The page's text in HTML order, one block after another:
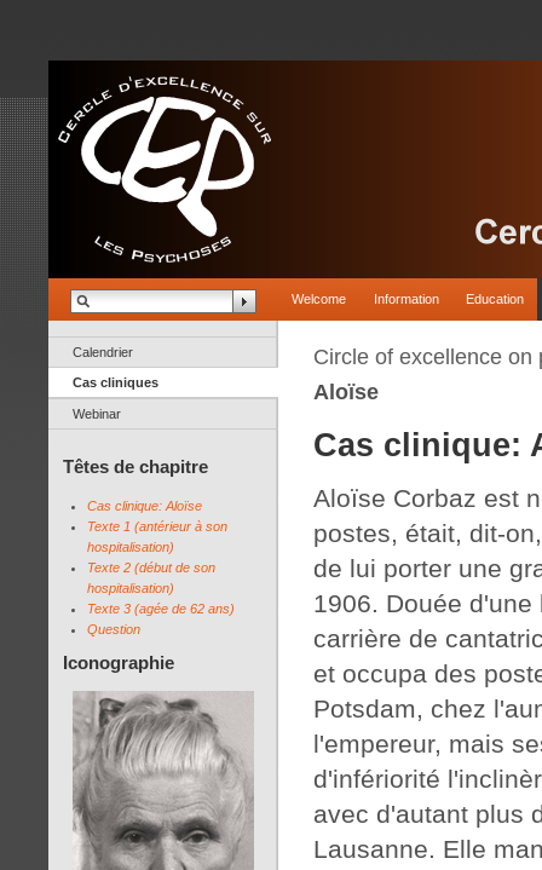
Welcome Information Education
Calendrier
Cas cliniques
Webinar
Têtes de chapitre
Cas clinique: Aloïse
Texte 1 (antérieur à son
hospitalisation)
Texte 2 (début de son
hospitalisation)
Texte 3 (agée de 62 ans)
Question
Iconographie
Circle of excellence on
Aloïse
Cas clinique:
Aloïse Corbaz est
postes, était, dit-
de lui porter une
1906. Douée
carrière de
et occupa des
Potsdam, chez
l'empereur, mais
d'infériorité
avec d'autant plus
Lausanne. Elle